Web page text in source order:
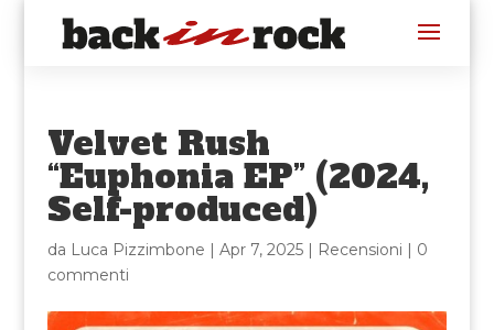
Velvet Rush
“Euphonia EP” (2024,
Self-produced)
da Luca Pizzimbone | Apr 7, 2025| Recensioni | 0
commenti